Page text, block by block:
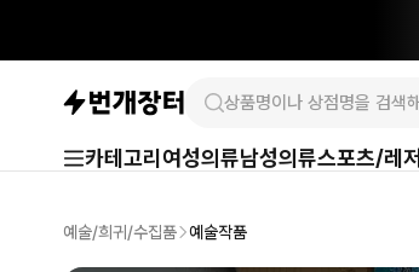
카테고리 여성의류남성의류스포츠/레저
예술/희귀/수집품 예술작품